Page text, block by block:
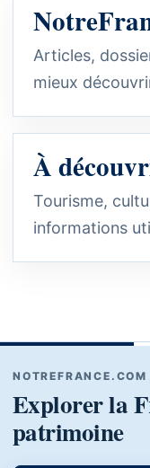
Articles,
mieux
À
Tourisme,
informations
NOTREFRANCE.COM
Explorer la
patrimoine